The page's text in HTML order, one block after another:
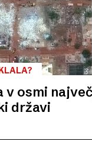
v osmi
državi